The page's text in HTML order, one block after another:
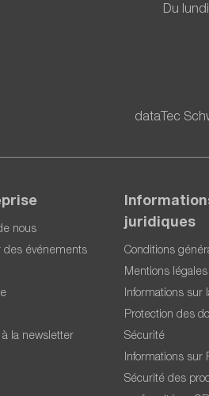
Du
dataTec
nous
des événements
à la newsletter
juridiques
Conditions
Mentions légales
Informations sur
Protection des
Sécurité
Informations sur
Sécurité des